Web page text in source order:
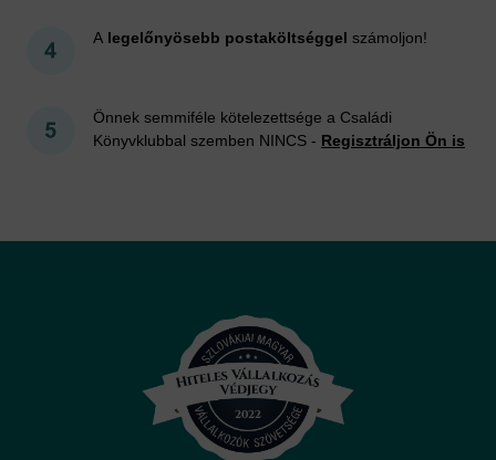
A legelőnyösebb postaköltséggel számoljon!
Önnek semmiféle kötelezettsége a Családi
Könyvklubbal szemben NINCS - Regisztráljon Ön is